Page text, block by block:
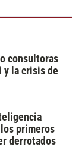
consultoras
y la crisis de
primeros
derrotados